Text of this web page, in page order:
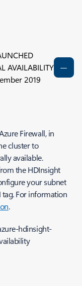
AVAILABILITY
2019
Firewall, in
cluster to
available.
the HDInsight
your subnet
tag. For information
.
hdinsight-